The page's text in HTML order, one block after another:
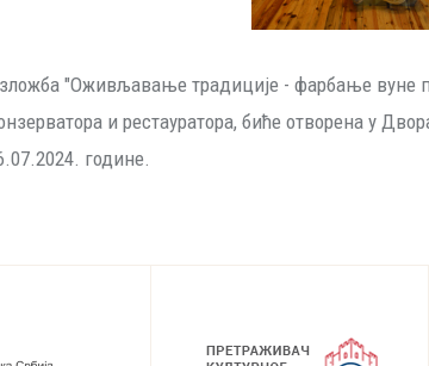
"Оживљавање традиције - фарбање вуне
и рестауратора, биће отворена у
године.